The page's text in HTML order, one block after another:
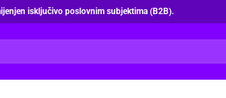
isključivo poslovnim subjektima (B2B).